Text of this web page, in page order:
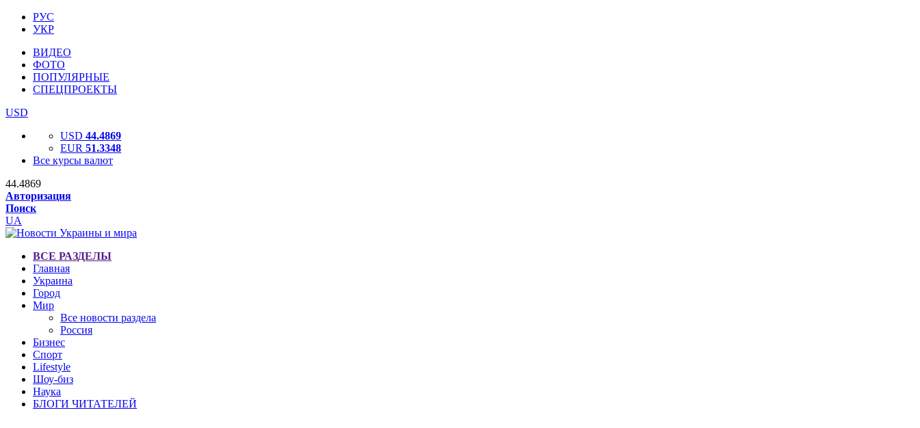
РУС
УКР
ВИДЕО
ФОТО
ПОПУЛЯРНЫЕ
СПЕЦПРОЕКТЫ
USD
USD 44.4869
EUR 51.3348
Все курсы валют
44.4869
Авторизация
Поиск
UA
ВСЕ РАЗДЕЛЫ
Главная
Украина
Город
Мир
Все новости раздела
Россия
Бизнес
Спорт
Lifestyle
Шоу-биз
Наука
БЛОГИ ЧИТАТЕЛЕЙ